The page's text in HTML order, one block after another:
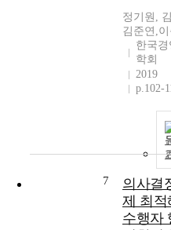
정기원,
김준연,
한국
학회
2019
p.102-
7
의사결
제 최적
수행자